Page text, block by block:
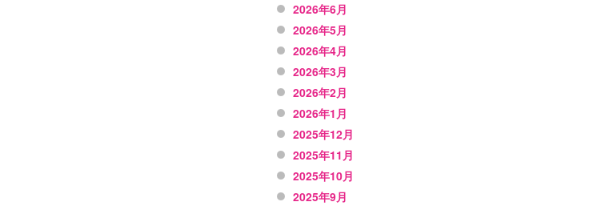
2026年6月
2026年5月
2026年4月
2026年3月
2026年2月
2026年1月
2025年12月
2025年11月
2025年10月
2025年9月